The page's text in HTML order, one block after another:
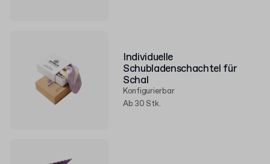
Individuelle
Schubladenschachtel für
Schal
Konfigurierbar
Ab 30 Stk.